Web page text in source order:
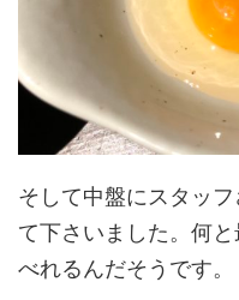
そして中盤にスタッ
て下さいました。何
べれるんだそうです。